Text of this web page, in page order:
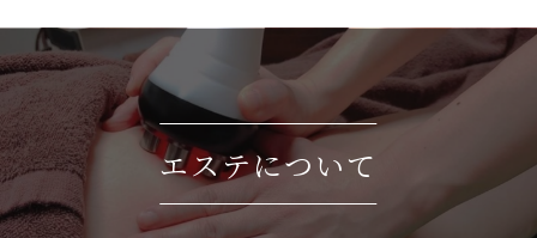
エステについて